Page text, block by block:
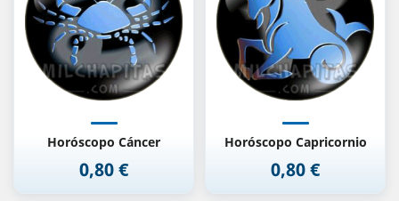
Horóscopo Cáncer
Precio
0,80 €
Horóscopo Capricornio
Precio
0,80 €